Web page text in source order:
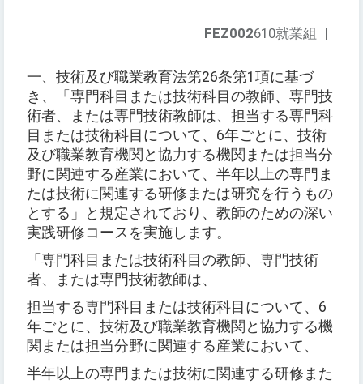
FEZ002610就業組 |
一、技術及び職業教育法第26条第1項に基づ
き、「専門科目または技術科目の教師、専門技
術者、または専門技術教師は、担当する専門科
目または技術科目について、6年ごとに、技術
及び職業教育機関と協力する機関または担当分
野に関連する産業において、半年以上の専門ま
たは技術に関連する研修または研究を行うもの
とする」と規定されており、教師のための深い
実践研修コースを実施します。
「専門科目または技術科目の教師、専門技術
者、または専門技術教師は、
担当する専門科目または技術科目について、6
年ごとに、技術及び職業教育機関と協力する機
関または担当分野に関連する産業において、
半年以上の専門または技術に関連する研修また